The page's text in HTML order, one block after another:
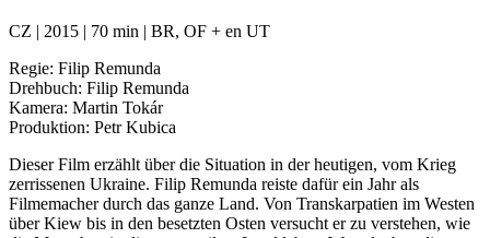
CZ | 2015 | 70 min | BR, OF + en UT
Regie: Filip Remunda
Drehbuch: Filip Remunda
Kamera: Martin Tokár
Produktion: Petr Kubica
Dieser Film erzählt über die Situation in der heutigen, vom Krieg
zerrissenen Ukraine. Filip Remunda reiste dafür ein Jahr als
Filmemacher durch das ganze Land. Von Transkarpatien im Westen
über Kiew bis in den besetzten Osten versucht er zu verstehen, wie